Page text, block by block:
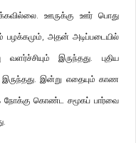
ஊருக்கு ஊர் பொது
பழக்கமும், அதன் அடிப்படையில்
இருந்தது. புதிய
இருந்தது. இன்று எதையும் காண
நோக்கு கொண்ட சமூகப் பார்வை